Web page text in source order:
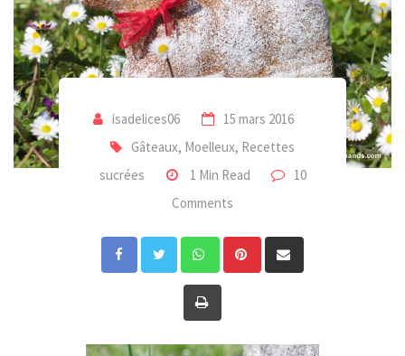
isadelices06
15 mars 2016
Gâteaux, Moelleux, Recettes
sucrées
1 Min Read
10
Comments
WhatsappPinterest
via